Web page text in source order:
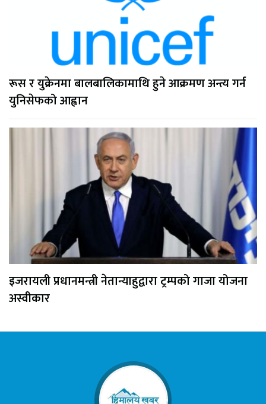
रूस र युक्रेनमा बालबालिकामाथि हुने आक्रमण अन्त्य गर्न
युनिसेफको आह्वान
इजरायली प्रधानमन्त्री नेतान्याहुद्वारा ट्रम्पको गाजा योजना
अस्वीकार